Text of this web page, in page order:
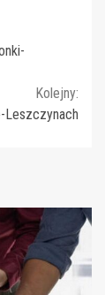
Kolejny:
Leszczynach